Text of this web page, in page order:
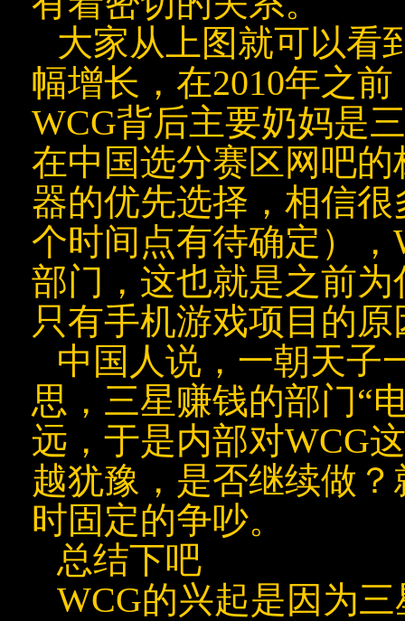
大家从上图就可以看
幅增长，在2010年之
WCG背后主要奶妈是
在中国选分赛区网吧
器的优先选择，相信
个时间点有待确定）
部门，这也就是之前
只有手机游戏项目的原
中国人说，一朝天子
思，三星赚钱的部门“
远，于是内部对WCG
越犹豫，是否继续做
时固定的争吵。
总结下吧
WCG的兴起是因为